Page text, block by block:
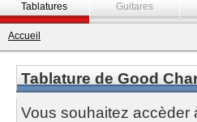
Tablatures Guitares
Accueil
Tablature de Good
Vous souhaitez accèder